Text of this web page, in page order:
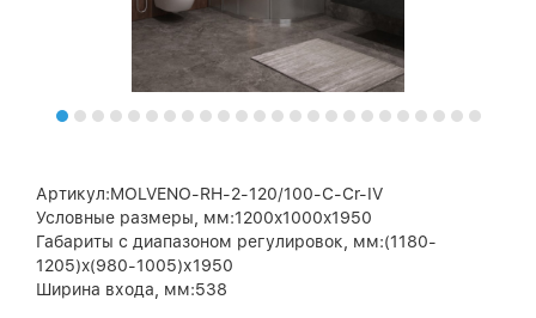
Артикул:MOLVENO-RH-2-120/100-C-Cr-IV
Условные размеры, мм:1200x1000x1950
Габариты с диапазоном регулировок, мм:(1180-
1205)x(980-1005)х1950
Ширина входа, мм:538